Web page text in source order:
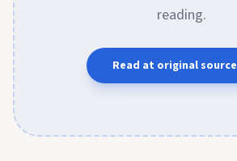
reading.
Read at original source